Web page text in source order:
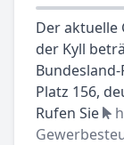
Der aktuelle
der Kyll
Platz 156,
Rufen Sie